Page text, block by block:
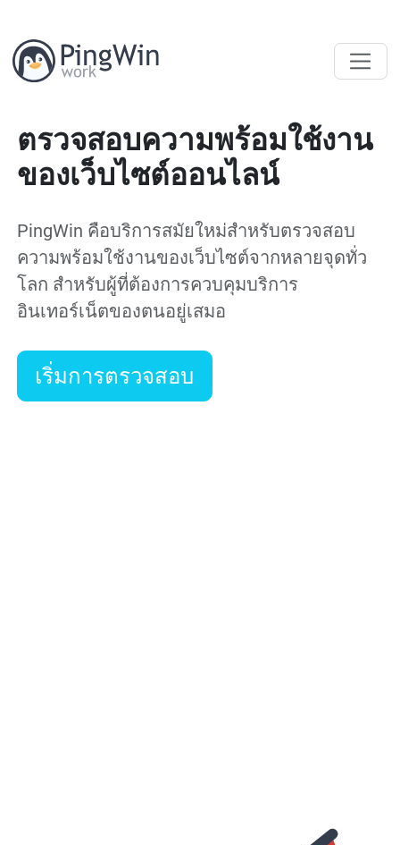
ตรวจสอบความพร้อมใช้งาน
ของเว็บไซต์ออนไลน์
PingWin คือบริการสมัยใหม่สำหรับตรวจสอบ
ความพร้อมใช้งานของเว็บไซต์จากหลายจุดทั่ว
โลก สำหรับผู้ที่ต้องการควบคุมบริการ
อินเทอร์เน็ตของตนอยู่เสมอ
เริ่มการตรวจสอบ